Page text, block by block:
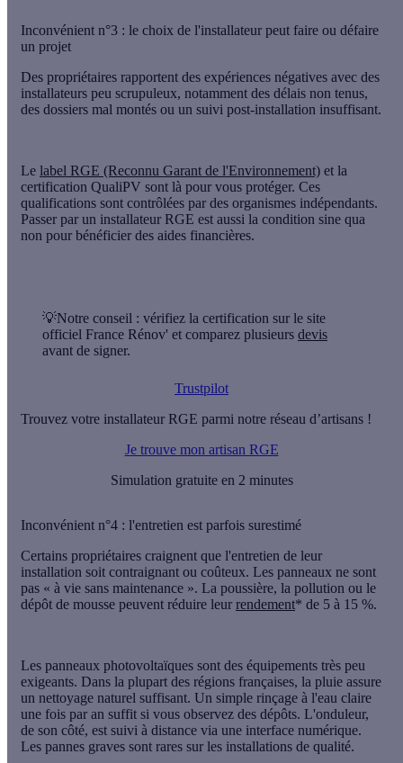
Inconvénient n°3 : le choix de l'installateur peut faire ou défaire
un projet
Des propriétaires rapportent des expériences négatives avec des
installateurs peu scrupuleux, notamment des délais non tenus,
des dossiers mal montés ou un suivi post-installation insuffisant.
Le label RGE (Reconnu Garant de l'Environnement) et la
certification QualiPV sont là pour vous protéger. Ces
qualifications sont contrôlées par des organismes indépendants.
Passer par un installateur RGE est aussi la condition sine qua
non pour bénéficier des aides financières.
💡Notre conseil : vérifiez la certification sur le site
officiel France Rénov' et comparez plusieurs devis
avant de signer.
Trustpilot
Trouvez votre installateur RGE parmi notre réseau d’artisans !
Je trouve mon artisan RGE
Simulation gratuite en 2 minutes
Inconvénient n°4 : l'entretien est parfois surestimé
Certains propriétaires craignent que l'entretien de leur
installation soit contraignant ou coûteux. Les panneaux ne sont
pas « à vie sans maintenance ». La poussière, la pollution ou le
dépôt de mousse peuvent réduire leur rendement* de 5 à 15 %.
Les panneaux photovoltaïques sont des équipements très peu
exigeants. Dans la plupart des régions françaises, la pluie assure
un nettoyage naturel suffisant. Un simple rinçage à l'eau claire
une fois par an suffit si vous observez des dépôts. L'onduleur,
de son côté, est suivi à distance via une interface numérique.
Les pannes graves sont rares sur les installations de qualité.